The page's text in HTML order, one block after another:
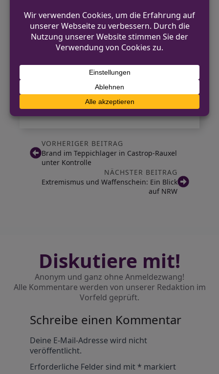
Reparaturen an der Signaltechnik
teilweise gesperrt werden. Zudem
hatten Pendlerinnen und Pendler
bereits im Mai unter Einschränkungen
auf der Strecke zu leiden, als die
Inbetriebnahme eines neuen
elektronischen Stellwerks eine
umfangreiche Sperrung nach sich zog.
Rundschau Online, dpa
VORHERIGER BEITRAG
Brand im Teppichlager in Castrop-Rauxel
unter Kontrolle
NÄCHSTER BEITRAG
Extremismus und Waffenschein: Ein Blick
auf NRW
Diskutiere mit!
Anonym und ganz ohne Anmeldezwang!
Alle Kommentare werden von unserer Redaktion im
Vorfeld geprüft.
Schreibe einen Kommentar
Deine E-Mail-Adresse wird nicht
veröffentlicht.
Erforderliche Felder sind mit* markiert